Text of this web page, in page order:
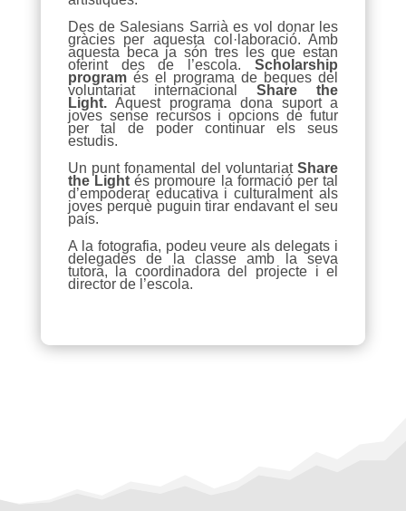
Des de Salesians Sarrià es vol donar les
gràcies per aquesta col·laboració. Amb
aquesta beca ja són tres les que estan
oferint des de l’escola. Scholarship
programés el programa de beques del
voluntariat internacionalShare the
Light.Aquest programa dona suport a
joves sense recursos i opcions de futur
per tal de poder continuar els seus
estudis.
Un punt fonamental del voluntariatShare
the Lightés promoure la formació per tal
d’empoderar educativa i culturalment als
joves perquè puguin tirar endavant el seu
país.
A la fotografia, podeu veure als delegats i
delegades de la classe amb la seva
tutora, la coordinadora del projecte i el
director de l’escola.